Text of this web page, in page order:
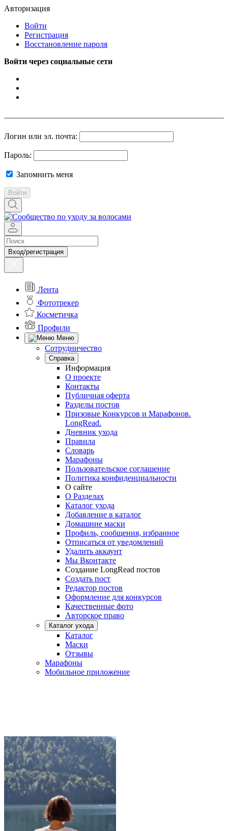
Авторизация
Войти
Регистрация
Восстановление пароля
Войти через социальные сети
Логин или эл. почта:
Пароль:
Запомнить меня
Войти
Вход/регистрация
Лента
Фототрекер
Косметичка
Профили
Меню
Сотрудничество
Справка
Информация
О проекте
Контакты
Публичная оферта
Разделы постов
Призовые Конкурсов и Марафонов.
LongRead.
Дневник ухода
Правила
Словарь
Марафоны
Пользовательское соглашение
Политика конфиденциальности
О сайте
О Разделах
Каталог ухода
Добавление в каталог
Домашние маски
Профиль, сообщения, избранное
Отписаться от уведомлений
Удалить аккаунт
Мы Вконтакте
Создание LongRead постов
Создать пост
Редактор постов
Оформление для конкурсов
Качественные фото
Авторское право
Каталог ухода
Каталог
Маски
Отзывы
Марафоны
Мобильное приложение